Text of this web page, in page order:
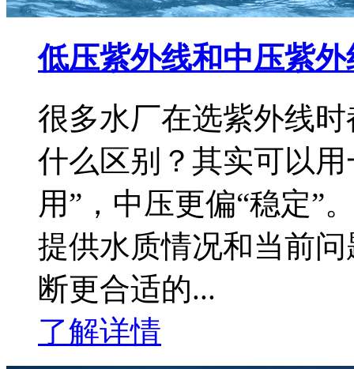
低压紫外线和中压紫
很多水厂在选紫外线
什么区别？其实可以
用”，中压更偏“稳定”
提供水质情况和当前
断更合适的...
了解详情